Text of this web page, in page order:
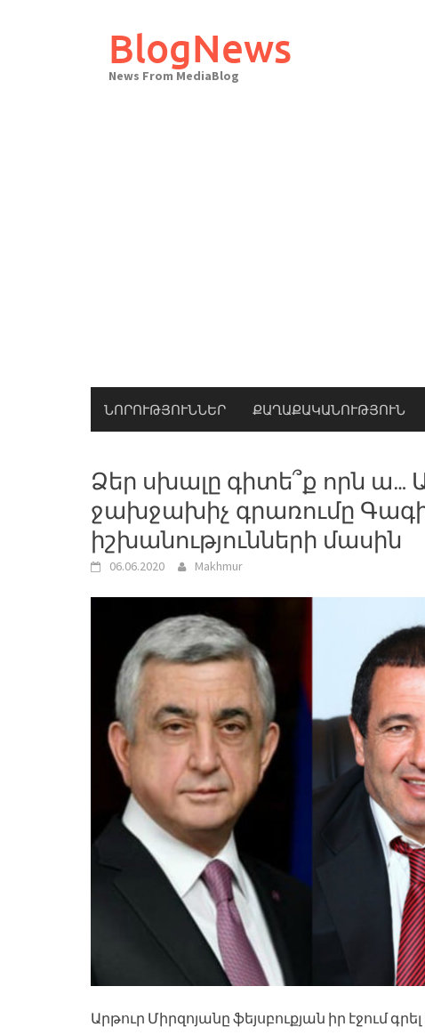
BlogNews
News From MediaBlog
ՆՈՐՈՒԹՅՈՒՆՆԵՐ ՔԱՂԱՔԱԿԱՆՈՒԹՅՈՒՆ
Ձեր սխալը գիտե՞ք որն ա…
ջախջախիչ գրառումը
իշխանությունների մասին
06.06.2020 Makhmur
Արթուր Միրզոյանը ֆեյսբուքյան իր էջում գրել